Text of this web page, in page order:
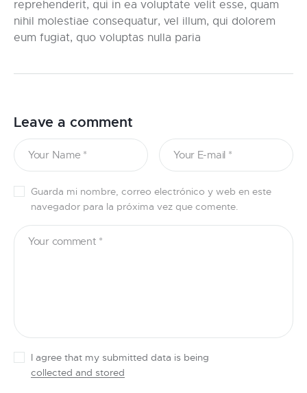
reprehenderit, qui in ea voluptate velit esse, quam
nihil molestiae consequatur, vel illum, qui dolorem
eum fugiat, quo voluptas nulla paria
Leave a comment
Guarda mi nombre, correo electrónico y web en este
navegador para la próxima vez que comente.
I agree that my submitted data is being
collected and stored